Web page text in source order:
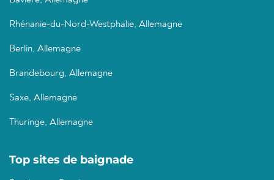
Rhénanie-du-Nord-Westphalie, Allemagne
Berlin, Allemagne
Brandebourg, Allemagne
Saxe, Allemagne
Thuringe, Allemagne
Top sites de baignade